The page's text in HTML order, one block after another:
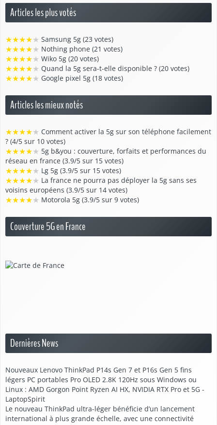
Articles les plus votés
★★★★★ Samsung 5g (23 votes)
★★★★★ Nothing phone (21 votes)
★★★★★ Wiko 5g (20 votes)
★★★★★ Quand la 5g sera-t-elle disponible ? (20 votes)
★★★★★ Google pixel 5g (18 votes)
Articles les mieux notés
★★★★★ Comment activer la 5g sur son téléphone facilement
? (4/5 sur 10 votes)
★★★★★ 5g b&you : couverture, forfaits et performances du
réseau en france (3.9/5 sur 15 votes)
★★★★★ Lg 5g (3.9/5 sur 15 votes)
★★★★★ La france ne pourra pas déployer la 5g sans ses
voisins européens (3.9/5 sur 14 votes)
★★★★★ Motorola 5g (3.9/5 sur 9 votes)
Couverture 5G en France
Dernières News
Nouveaux Lenovo ThinkPad P14s Gen 7 et P16s Gen 5 fins
légers PC portables Pro OLED 2.8K 120Hz sous Windows ou
Linux : AMD Gorgon Point Ryzen AI HX, NVIDIA RTX Pro et 5G -
LaptopSpirit
Le nouveau ThinkPad ultra-léger bénéficie d’un lancement
international à plus grande échelle, avec une connectivité